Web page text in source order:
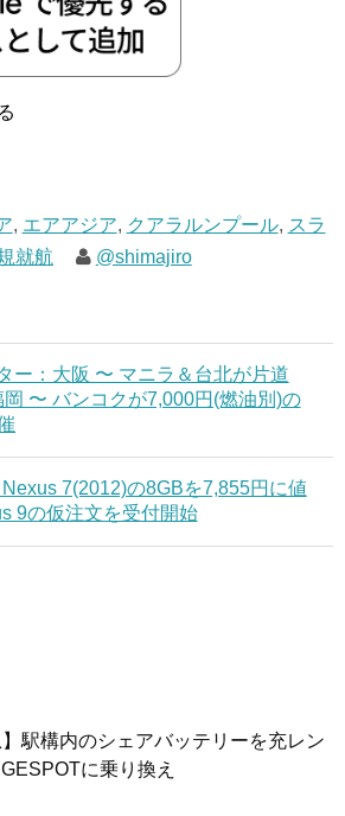
, エアアジア, クアラルンプール, スラ
就航 @shimajiro
ー：大阪 〜 マニラ＆台北が片道
〜 バンコクが7,000円(燃油別)の
7(2012)の8GBを7,855円に値
9の仮注文を受付開始
】駅構内のシェアバッテリーを充レン
に乗り換え